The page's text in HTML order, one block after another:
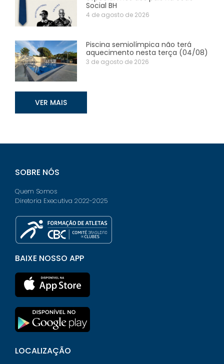
Social BH
4 de agosto de 2026
Piscina semiolímpica não terá
aquecimento nesta terça (04/08)
3 de agosto de 2026
VER MAIS
SOBRE NÓS
Quem Somos
Diretoria Executiva 2022-2025
BAIXE NOSSO APP
LOCALIZAÇÃO